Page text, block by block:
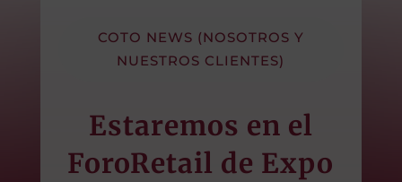
COTO NEWS (NOSOTROS Y
NUESTROS CLIENTES)
Estaremos en el
ForoRetail de Expo